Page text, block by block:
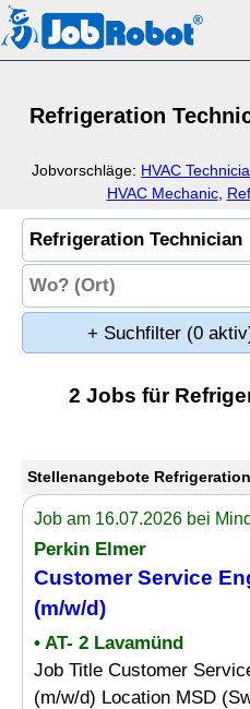
Refrigeration
Jobvorschläge: HVAC
HVAC Mechanic,
+ Suchfilter (0
2 Jobs für
Stellenangebote
Job am 16.07.2026 bei
Perkin Elmer
Customer Service
(m/w/d)
• AT- 2 Lavamünd
Job Title Customer
(m/w/d) Location MSD